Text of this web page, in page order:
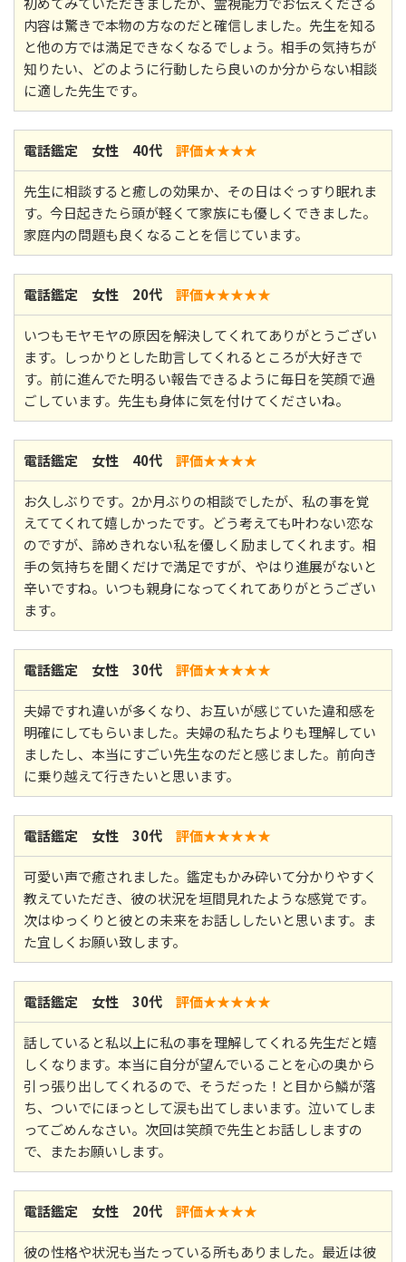
内容は驚きで本物の方なのだと確信しました。先生を知る
と他の方では満足できなくなるでしょう。相手の気持ちが
知りたい、どのように行動したら良いのか分からない相談
に適した先生です。
電話鑑定 女性 40代 評価★★★★
先生に相談すると癒しの効果か、その日はぐっすり眠れま
す。今日起きたら頭が軽くて家族にも優しくできました。
家庭内の問題も良くなることを信じています。
電話鑑定 女性 20代 評価★★★★★
いつもモヤモヤの原因を解決してくれてありがとうござい
ます。しっかりとした助言してくれるところが大好きで
す。前に進んでた明るい報告できるように毎日を笑顔で過
ごしています。先生も身体に気を付けてくださいね。
電話鑑定 女性 40代 評価★★★★
お久しぶりです。2か月ぶりの相談でしたが、私の事を覚
えててくれて嬉しかったです。どう考えても叶わない恋な
のですが、諦めきれない私を優しく励ましてくれます。相
手の気持ちを聞くだけで満足ですが、やはり進展がないと
辛いですね。いつも親身になってくれてありがとうござい
ます。
電話鑑定 女性 30代 評価★★★★★
夫婦ですれ違いが多くなり、お互いが感じていた違和感を
明確にしてもらいました。夫婦の私たちよりも理解してい
ましたし、本当にすごい先生なのだと感じました。前向き
に乗り越えて行きたいと思います。
電話鑑定 女性 30代 評価★★★★★
可愛い声で癒されました。鑑定もかみ砕いて分かりやすく
教えていただき、彼の状況を垣間見れたような感覚です。
次はゆっくりと彼との未来をお話ししたいと思います。ま
た宜しくお願い致します。
電話鑑定 女性 30代 評価★★★★★
話していると私以上に私の事を理解してくれる先生だと嬉
しくなります。本当に自分が望んでいることを心の奥から
引っ張り出してくれるので、そうだった！と目から鱗が落
ち、ついでにほっとして涙も出てしまいます。泣いてしま
ってごめんなさい。次回は笑顔で先生とお話ししますの
で、またお願いします。
電話鑑定 女性 20代 評価★★★★
彼の性格や状況も当たっている所もありました。最近は彼